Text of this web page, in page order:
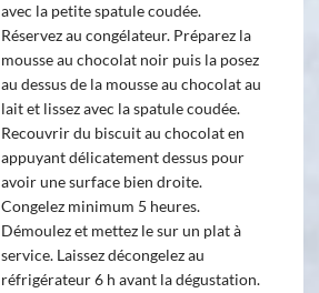
avec la petite spatule coudée.
Réservez au congélateur. Préparez la
mousse au chocolat noir puis la posez
au dessus de la mousse au chocolat au
lait et lissez avec la spatule coudée.
Recouvrir du biscuit au chocolat en
appuyant délicatement dessus pour
avoir une surface bien droite.
Congelez minimum 5 heures.
Démoulez et mettez le sur un plat à
service. Laissez décongelez au
réfrigérateur 6 h avant la dégustation.